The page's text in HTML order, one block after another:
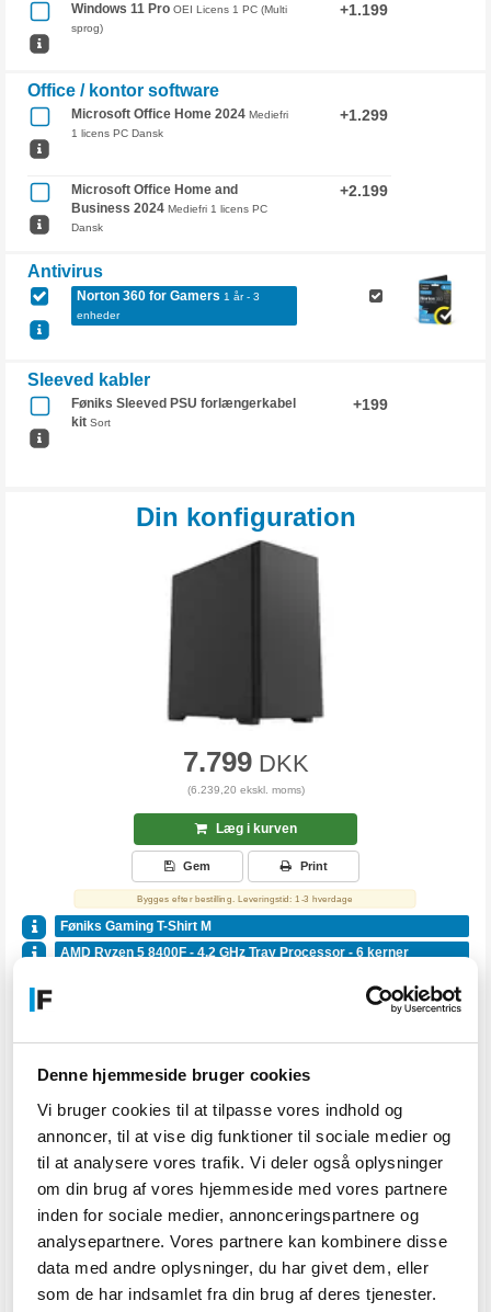
Denne hjemmeside bruger cookies
Vi bruger cookies til at tilpasse vores indhold og
annoncer, til at vise dig funktioner til sociale medier og
til at analysere vores trafik. Vi deler også oplysninger
om din brug af vores hjemmeside med vores partnere
inden for sociale medier, annonceringspartnere og
analysepartnere. Vores partnere kan kombinere disse
data med andre oplysninger, du har givet dem, eller
som de har indsamlet fra din brug af deres tjenester.
Windows 11 Pro OEI Licens 1 PC (Multi
sprog)
+1.199
Office / kontor software
Microsoft Office Home 2024 Mediefri
1 licens PC Dansk
+1.299
Microsoft Office Home and
Business 2024 Mediefri 1 licens PC
Dansk
+2.199
Antivirus
Norton 360 for Gamers 1 år - 3
enheder
Sleeved kabler
Føniks Sleeved PSU forlængerkabel
kit Sort
+199
Din konfiguration
7.799DKK
(6.239,20 ekskl. moms)
Læg i kurven
Gem Print
Bygges efter bestilling. Leveringstid: 1-3 hverdage
Føniks Gaming T-Shirt M
AMD Ryzen 5 8400F - 4.2 GHz Tray Processor - 6 kerner
GV-R76GAMING OC-8GD
StarSolid SW2263XT - 1TB SSD NVMe
FG C110 Silent
FG 750 - strømforsyning - 750W
Norton 360 for Gamers
Altid inkluderet i prisen:
Rådgivning - vi sidder klar til at vejlede dig om den helt rigtige PC
Samling - vores professionelle PC-byggere samler alle dele
Test - alle computere testes inden levering